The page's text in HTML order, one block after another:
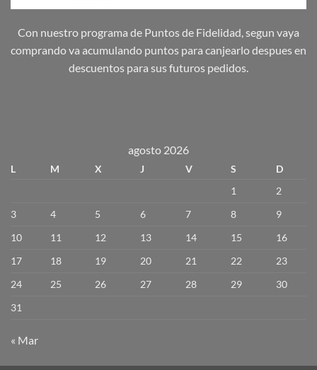
Con nuestro programa de Puntos de Fidelidad, segun vaya
comprando va acumulando puntos para canjearlo despues en
descuentos para sus futuros pedidos.
agosto 2026
L M X J V S
D
1
2
3
4 5 6 7 8
9
10
11 12 13 14 15
16
17
18 19 20 21 22
23
24
25 26 27 28 29
30
31
« Mar